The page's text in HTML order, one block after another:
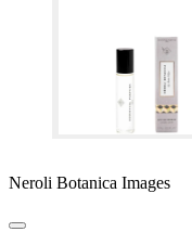
Neroli Botanica Images